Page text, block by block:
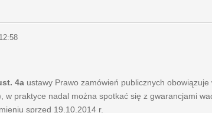
4a ustawy Prawo zamówień publicznych
w praktyce nadal można spotkać się z gwarancjami
sprzed 19.10.2014 r.